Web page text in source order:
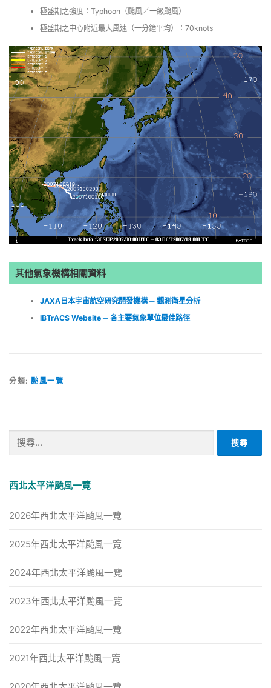
極盛期之強度：Typhoon（颱風／一級颱風）
極盛期之中心附近最大風速（一分鐘平均）：70knots
其他氣象機構相關資料
JAXA日本宇宙航空研究開發機構 ─ 觀測衛星分析
IBTrACS Website ─ 各主要氣象單位最佳路徑
分類: 颱風一覽
字:
西北太平洋颱風一覽
2026年西北太平洋颱風一覽
2025年西北太平洋颱風一覽
2024年西北太平洋颱風一覽
2023年西北太平洋颱風一覽
2022年西北太平洋颱風一覽
2021年西北太平洋颱風一覽